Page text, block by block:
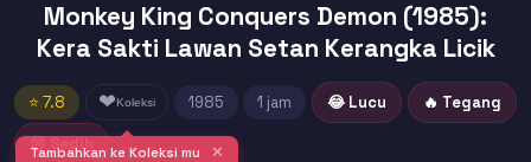
Monkey King Conquers Demon (1985):
Kera Sakti Lawan Setan Kerangka Licik
⭐ 7.8 ❤Koleksi
Tambahkan ke Koleksi mu ✕
1985 1 jam 😂 Lucu 🔥 Tegang
😢 Sedih